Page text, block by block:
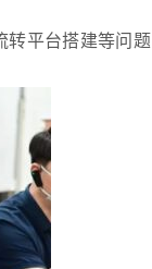
转平台搭建等问题